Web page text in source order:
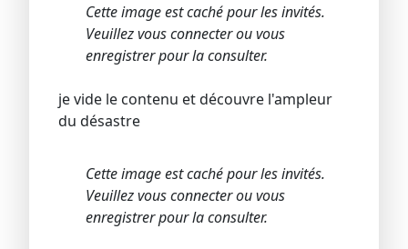
Cette image est caché pour les invités.
Veuillez vous connecter ou vous
enregistrer pour la consulter.
je vide le contenu et découvre l'ampleur
du désastre
Cette image est caché pour les invités.
Veuillez vous connecter ou vous
enregistrer pour la consulter.